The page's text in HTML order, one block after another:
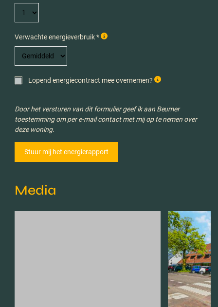
Verwachte energieverbruik *
Lopend energiecontract mee overnemen?
Door het versturen van dit formulier geef ik aan Beumer
toestemming om per e-mail contact met mij op te nemen over
deze woning.
Media